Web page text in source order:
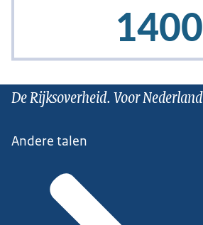
De Rijksoverheid. Voor Nederland
Andere talen